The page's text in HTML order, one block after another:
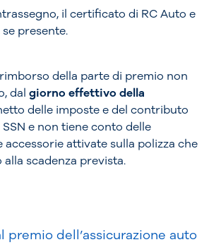
il certificato di RC Auto e
presente.
della parte di premio non
dal giorno effettivo della
delle imposte e del contributo
e non tiene conto delle
accessorie attivate sulla polizza che
scadenza prevista.
premio dell’assicurazione auto